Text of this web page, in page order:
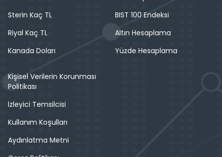
Sterin Kaç TL
Riyal Kaç TL
Kanada Doları
BIST 100 Endeksi
Altın Hesaplama
Yüzde Hesaplama
Kişisel Verilerin Korunması
Politikası
İzleyici Temsilcisi
Kullanım Koşulları
Aydınlatma Metni